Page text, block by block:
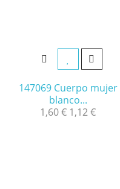
147069 Cuerpo mujer
blanco...
1,60 € 1,12 €